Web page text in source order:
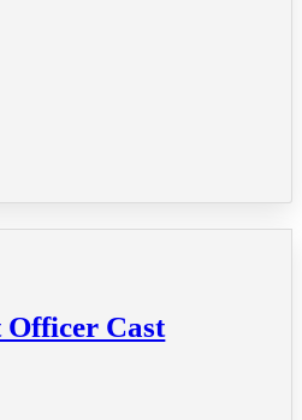
Officer Cast